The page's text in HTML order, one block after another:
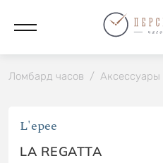
Ломбард часов / Аксессуары
L'epee
LA REGATTA